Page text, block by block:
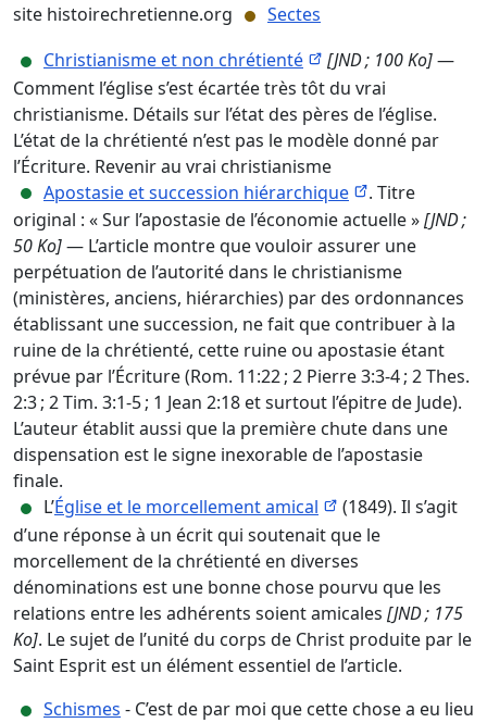
site histoirechretienne.org
Sectes
Christianisme et non chrétienté
[JND ; 100 Ko]—
Comment l’église s’est écartée très tôt du vrai
christianisme. Détails sur l’état des pères de l’église.
L’état de la chrétienté n’est pas le modèle donné par
l’Écriture. Revenir au vrai christianisme
Apostasie et succession hiérarchique
. Titre
original : « Sur l’apostasie de l’économie actuelle »[JND ;
50 Ko]— L’article montre que vouloir assurer une
perpétuation de l’autorité dans le christianisme
(ministères, anciens, hiérarchies) par des ordonnances
établissant une succession, ne fait que contribuer à la
ruine de la chrétienté, cette ruine ou apostasie étant
prévue par l’Écriture (Rom. 11:22 ; 2 Pierre 3:3-4 ; 2 Thes.
2:3 ; 2 Tim. 3:1-5 ; 1 Jean 2:18 et surtout l’épitre de Jude).
L’auteur établit aussi que la première chute dans une
dispensation est le signe inexorable de l’apostasie
finale.
L’Église et le morcellement amical
(1849). Il s’agit
d’une réponse à un écrit qui soutenait que le
morcellement de la chrétienté en diverses
dénominations est une bonne chose pourvu que les
relations entre les adhérents soient amicales [JND ; 175
Ko]. Le sujet de l’unité du corps de Christ produite par le
Saint Esprit est un élément essentiel de l’article.
Schismes - C’est de par moi que cette chose a eu lieu